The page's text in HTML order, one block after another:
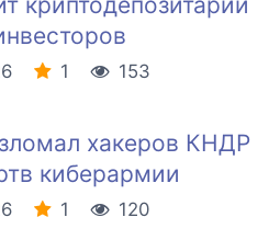
1
153
хакеров КНДР
киберармии
1
120